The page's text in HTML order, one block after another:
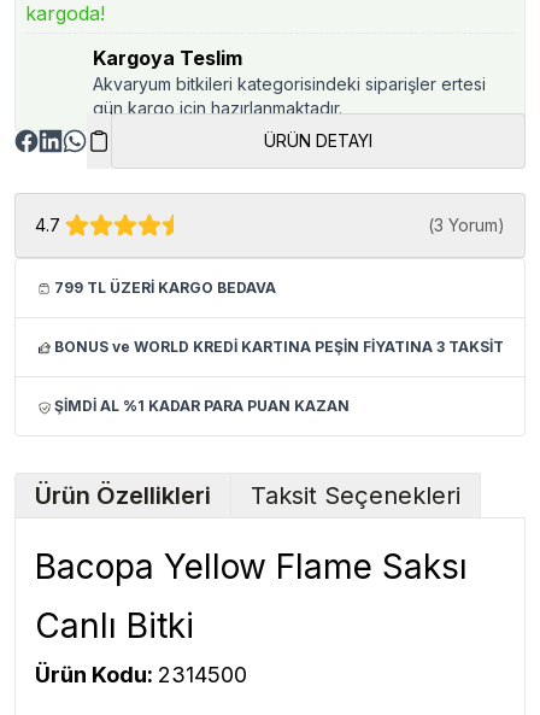
kargoda!
Kargoya Teslim
Akvaryum bitkileri kategorisindeki siparişler ertesi
gün kargo için hazırlanmaktadır.
ÜRÜN DETAYI
4.7 (3 Yorum)
799 TL ÜZERİ KARGO BEDAVA
BONUS ve WORLD KREDİ KARTINA PEŞİN FİYATINA 3 TAKSİT
ŞİMDİ AL %1 KADAR PARA PUAN KAZAN
Ürün Özellikleri Taksit Seçenekleri
Bacopa Yellow Flame Saksı
Canlı Bitki
Ürün Kodu: 2314500